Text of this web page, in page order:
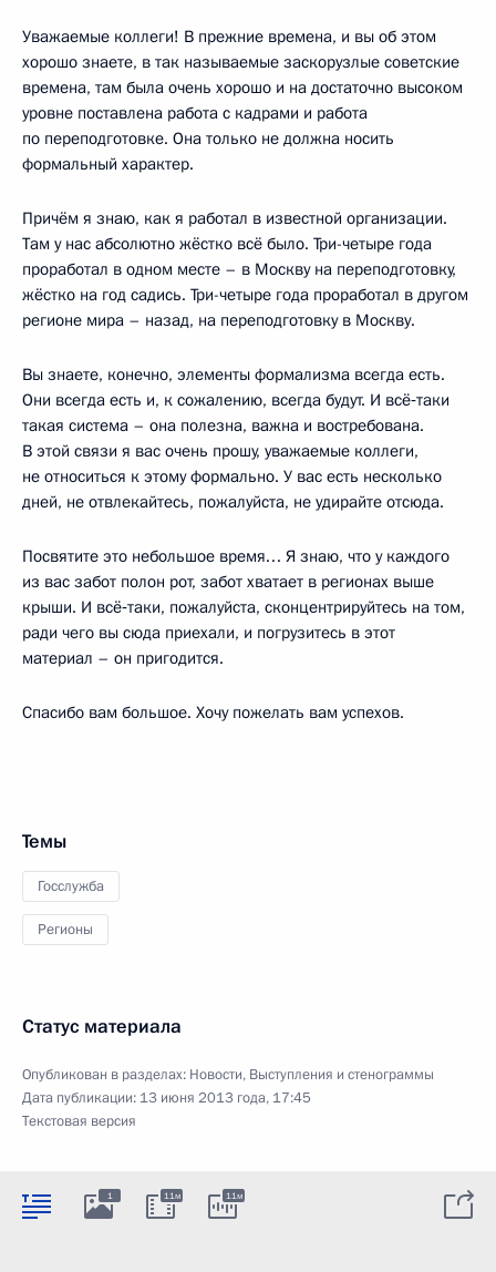
Уважаемые коллеги! В прежние времена, и вы об этом
хорошо знаете, в так называемые заскорузлые советские
времена, там была очень хорошо и на достаточно высоком
уровне поставлена работа с кадрами и работа
по переподготовке. Она только не должна носить
формальный характер.
Причём я знаю, как я работал в известной организации.
Там у нас абсолютно жёстко всё было. Три-четыре года
проработал в одном месте – в Москву на переподготовку,
жёстко на год садись. Три-четыре года проработал в другом
регионе мира – назад, на переподготовку в Москву.
Вы знаете, конечно, элементы формализма всегда есть.
Они всегда есть и, к сожалению, всегда будут. И всё‑таки
такая система – она полезна, важна и востребована.
В этой связи я вас очень прошу, уважаемые коллеги,
не относиться к этому формально. У вас есть несколько
дней, не отвлекайтесь, пожалуйста, не удирайте отсюда.
Посвятите это небольшое время… Я знаю, что у каждого
из вас забот полон рот, забот хватает в регионах выше
крыши. И всё‑таки, пожалуйста, сконцентрируйтесь на том,
ради чего вы сюда приехали, и погрузитесь в этот
материал – он пригодится.
Спасибо вам большое. Хочу пожелать вам успехов.
Темы
Госслужба
Регионы
Статус материала
Опубликован в разделах: Новости, Выступления и стенограммы
Дата публикации: 13 июня 2013 года, 17:45
Текстовая версия
1 11м 11м